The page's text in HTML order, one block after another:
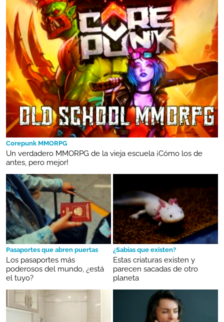
Corepunk MMORPG
Un verdadero MMORPG de la vieja escuela ¡Cómo los de
antes, pero mejor!
Pasaportes que abren puertas
Los pasaportes más
poderosos del mundo, ¿está
el tuyo?
¿Sabías que existen?
Estas criaturas existen y
parecen sacadas de otro
planeta